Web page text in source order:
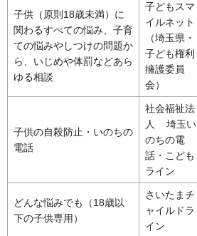
子供（原則18歳未満）に
関わるすべての悩み、子育
ての悩みやしつけの問題か
ら、いじめや体罰などあら
ゆる相談
子どもスマ
イルネット
（埼玉県・
子ども権利
擁護委員
会）
子供の自殺防止・いのちの
電話
社会福祉法
人 埼玉い
のちの電
話・こども
ライン
どんな悩みでも（18歳以
下の子供専用）
さいたまチ
ャイルドラ
イン